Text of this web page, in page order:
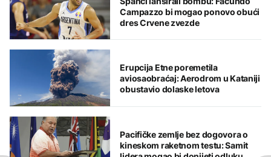
Campazzo bi mogao ponovo obući
dres Crvene zvezde
Erupcija Etne poremetila
aviosaobraćaj: Aerodrom u Kataniji
obustavio dolaske letova
Pacifičke zemlje bez dogovora o
kineskom raketnom testu: Samit